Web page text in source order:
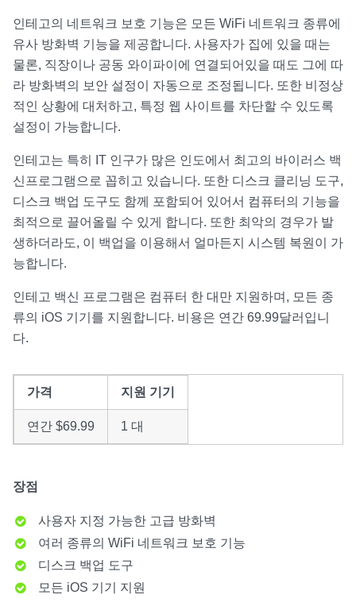
인테고의 네트워크 보호 기능은 모든 WiFi 네트워크 종류에
유사 방화벽 기능을 제공합니다. 사용자가 집에 있을 때는
물론, 직장이나 공동 와이파이에 연결되어있을 때도 그에 따
라 방화벽의 보안 설정이 자동으로 조정됩니다. 또한 비정상
적인 상황에 대처하고, 특정 웹 사이트를 차단할 수 있도록
설정이 가능합니다.
인테고는 특히 IT 인구가 많은 인도에서 최고의 바이러스 백
신프로그램으로 꼽히고 있습니다. 또한 디스크 클리닝 도구,
디스크 백업 도구도 함께 포함되어 있어서 컴퓨터의 기능을
최적으로 끌어올릴 수 있게 합니다. 또한 최악의 경우가 발
생하더라도, 이 백업을 이용해서 얼마든지 시스템 복원이 가
능합니다.
인테고 백신 프로그램은 컴퓨터 한 대만 지원하며, 모든 종
류의 iOS 기기를 지원합니다. 비용은 연간 69.99달러입니
다.
가격 지원 기기
연간 $69.99 1 대
장점
사용자 지정 가능한 고급 방화벽
여러 종류의 WiFi 네트워크 보호 기능
디스크 백업 도구
모든 iOS 기기 지원